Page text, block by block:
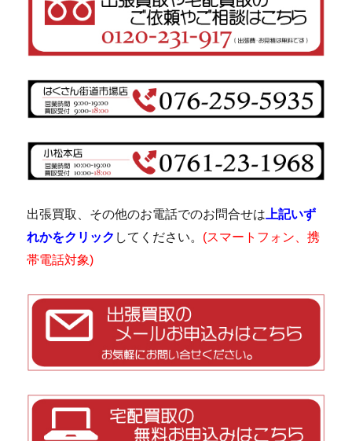
出張買取、その他のお電話でのお問合せは 上記いず
れかをクリック してください。 (スマートフォン、携
帯電話対象)